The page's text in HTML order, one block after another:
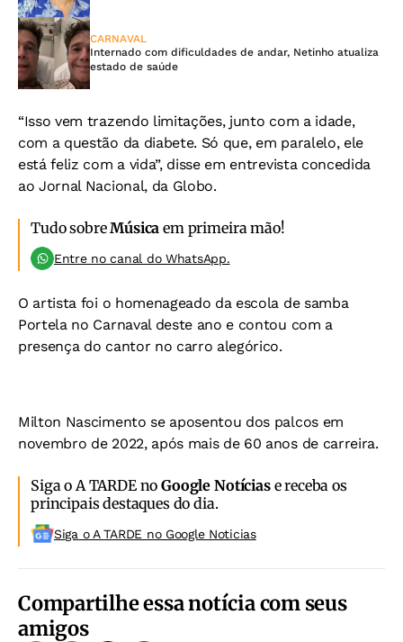
CARNAVAL
Internado com dificuldades de andar, Netinho atualiza
estado de saúde
“Isso vem trazendo limitações, junto com a idade,
com a questão da diabete. Só que, em paralelo, ele
está feliz com a vida”, disse em entrevista concedida
ao Jornal Nacional, da Globo.
Tudo sobreMúsica em primeira mão!
Entre no canal do WhatsApp.
O artista foi o homenageado da escola de samba
Portela no Carnaval deste ano e contou com a
presença do cantor no carro alegórico.
Milton Nascimento se aposentou dos palcos em
novembro de 2022, após mais de 60 anos de carreira.
Siga o A TARDE noGoogle Notíciase receba os
principais destaques do dia.
Siga o A TARDE no Google Noticias
Compartilhe essa notícia com seus
amigos